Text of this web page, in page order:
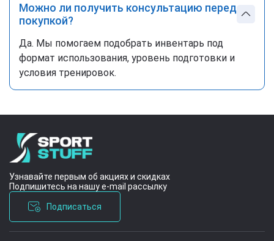
Можно ли получить консультацию перед
покупкой?
Да. Мы помогаем подобрать инвентарь под
формат использования, уровень подготовки и
условия тренировок.
Узнавайте первым об акциях и скидках
Подпишитесь на нашу e-mail рассылку
Подписаться